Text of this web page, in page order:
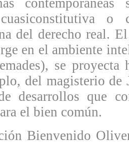
cuasiconstitutiva o
del derecho real.
en el ambiente
se
del magisterio de
desarrollos que
el bien común.
Bienvenido Oliver